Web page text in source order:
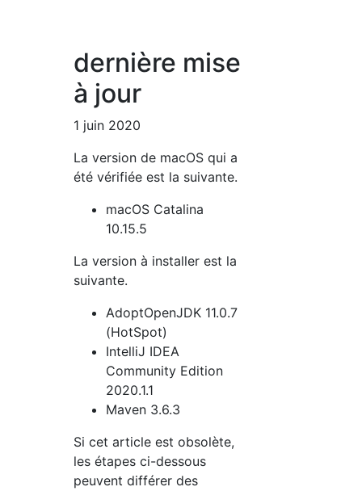
dernière mise
à jour
1 juin 2020
La version de macOS qui a
été vérifiée est la suivante.
macOS Catalina
10.15.5
La version à installer est la
suivante.
AdoptOpenJDK 11.0.7
(HotSpot)
IntelliJ IDEA
Community Edition
2020.1.1
Maven 3.6.3
Si cet article est obsolète,
les étapes ci-dessous
peuvent différer des